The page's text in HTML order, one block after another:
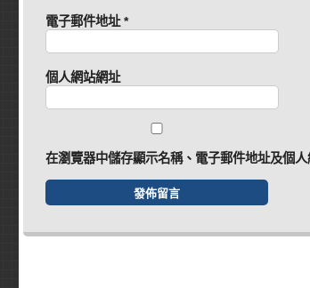
電子郵件地址*
個人網站網址
在瀏覽器中儲存顯示名稱、電子郵件地址及個